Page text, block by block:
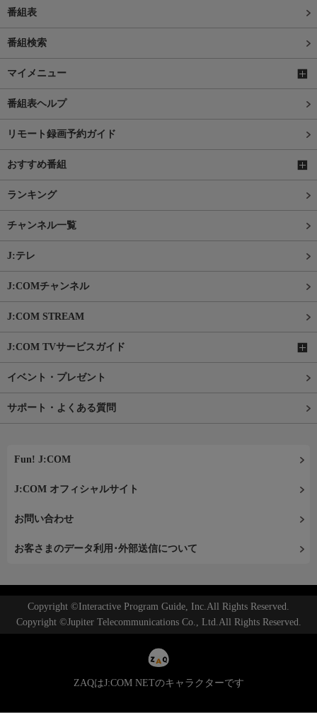
番組表
番組検索
マイメニュー
番組表ヘルプ
リモート録画予約ガイド
おすすめ番組
ランキング
チャンネル一覧
J:テレ
J:COMチャンネル
J:COM STREAM
J:COM TVサービスガイド
イベント・プレゼント
サポート・よくある質問
Fun! J:COM
J:COM オフィシャルサイト
お問い合わせ
お客さまのデータ利用･外部送信について
Copyright ©Interactive Program Guide, Inc.All Rights Reserved.
Copyright ©Jupiter Telecommunications Co., Ltd.All Rights Reserved.
ZAQはJ:COM NETのキャラクターです